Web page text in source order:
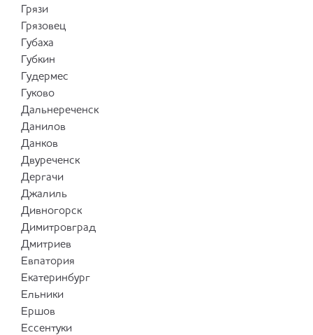
Грязи
Грязовец
Губаха
Губкин
Гудермес
Гуково
Дальнереченск
Данилов
Данков
Двуреченск
Дергачи
Джалиль
Дивногорск
Димитровград
Дмитриев
Евпатория
Екатеринбург
Ельники
Ершов
Ессентуки